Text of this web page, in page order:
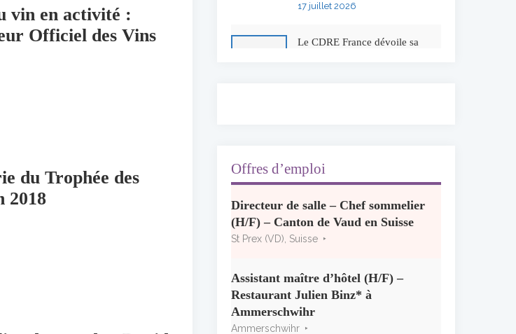
vin en activité :
Officiel des Vins
du Trophée des
2018
17 juillet 2026
Le CDRE France dévoile sa
Concours général des métiers
« CSR » 2026 : le palmarès
officiel
10 juillet 2026
la Bourgogne
7 juillet 2026
Offres d’emploi
Directeur de salle – Chef sommelier
(H/F) – Canton de Vaud en Suisse
St Prex (VD), Suisse
Assistant maître d’hôtel (H/F) –
Restaurant Julien Binz* à
Ammerschwihr
Ammerschwihr